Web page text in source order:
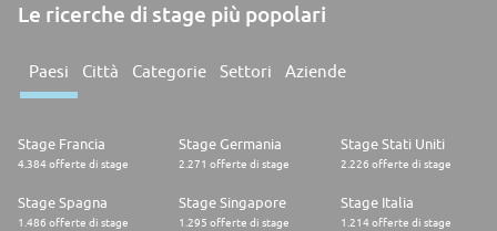
Le ricerche di stage più popolari
Paesi Città Categorie Settori Aziende
Stage Francia
4.384 offerte di stage
Stage Germania
2.271 offerte di stage
Stage Stati Uniti
2.226 offerte di stage
Stage Spagna
1.486 offerte di stage
Stage Singapore
1.295 offerte di stage
Stage Italia
1.214 offerte di stage